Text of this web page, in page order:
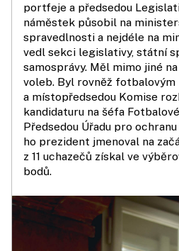
portfeje a předsedou
náměstek působil na
spravedlnosti a nejdéle na
vedl sekci legislativy, státní
samosprávy. Měl mimo jiné
voleb. Byl rovněž fotbalovým
a místopředsedou Komise
kandidaturu na šéfa
Předsedou Úřadu pro
ho prezident jmenoval na
z 11 uchazečů získal ve
bodů.